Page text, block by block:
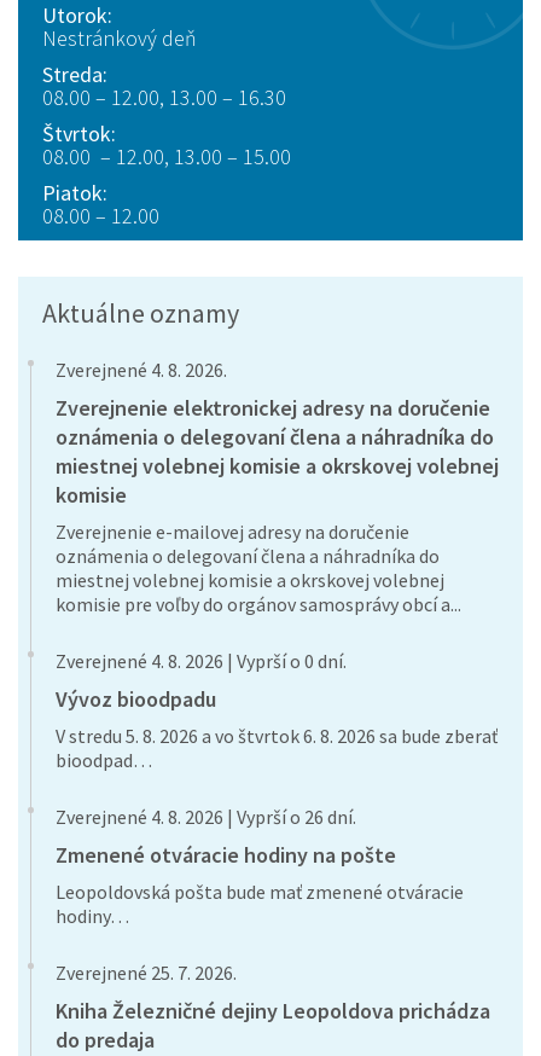
Utorok:
Nestránkový deň
Streda:
08.00 – 12.00, 13.00 – 16.30
Štvrtok:
08.00 – 12.00, 13.00 – 15.00
Piatok:
08.00 – 12.00
Aktuálne oznamy
Zverejnené 4. 8. 2026.
Zverejnenie elektronickej adresy na doručenie
oznámenia o delegovaní člena a náhradníka do
miestnej volebnej komisie a okrskovej volebnej
komisie
Zverejnenie e-mailovej adresy na doručenie
oznámenia o delegovaní člena a náhradníka do
miestnej volebnej komisie a okrskovej volebnej
komisie pre voľby do orgánov samosprávy obcí a...
Zverejnené 4. 8. 2026 | Vyprší o 0 dní.
Vývoz bioodpadu
V stredu 5. 8. 2026 a vo štvrtok 6. 8. 2026 sa bude zberať
bioodpad…
Zverejnené 4. 8. 2026 | Vyprší o 26 dní.
Zmenené otváracie hodiny na pošte
Leopoldovská pošta bude mať zmenené otváracie
hodiny…
Zverejnené 25. 7. 2026.
Kniha Železničné dejiny Leopoldova prichádza
do predaja